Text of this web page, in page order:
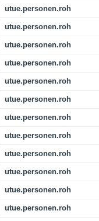
utue.personen.roh
utue.personen.roh
utue.personen.roh
utue.personen.roh
utue.personen.roh
utue.personen.roh
utue.personen.roh
utue.personen.roh
utue.personen.roh
utue.personen.roh
utue.personen.roh
utue.personen.roh